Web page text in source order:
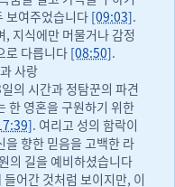
보여주었습니다 [09:03].
지식에만 머물거나 감정
로 다릅니다[08:50].
사랑
의 시간과 정탐꾼의 파견
한 영혼을 구원하기 위한
. 여리고 성의 함락이
을 향한 믿음을 고백한 라
의 길을 예비하셨습니다
어간 것처럼 보이지만, 이